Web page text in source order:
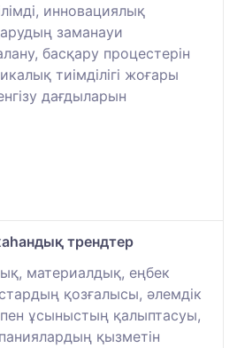
инновациялық
заманауи
басқару процестерін
тиімділігі жоғары
дағдыларын
трендтер
материалдық, еңбек
қозғалысы, әлемдік
ұсыныстың қалыптасуы,
қызметін